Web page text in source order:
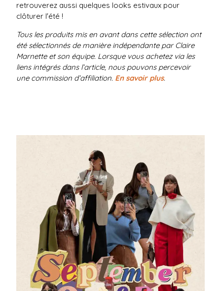
retrouverez aussi quelques looks estivaux pour
clôturer l'été !
Tous les produits mis en avant dans cette sélection ont
été sélectionnés de manière indépendante par Claire
Marnette et son équipe. Lorsque vous achetez via les
liens intégrés dans l’article, nous pouvons percevoir
une commission d’affiliation. En savoir plus.